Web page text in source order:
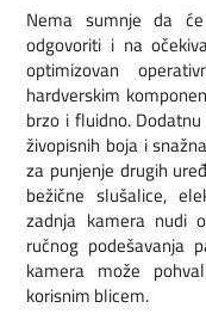
Nema sumnje da
odgovoriti i na
optimizovan
hardverskim
brzo i fluidno.
živopisnih boja i
za punjenje drugih
bežične slušalice,
zadnja kamera nudi
ručnog podešavanja
kamera može
korisnim blicem.